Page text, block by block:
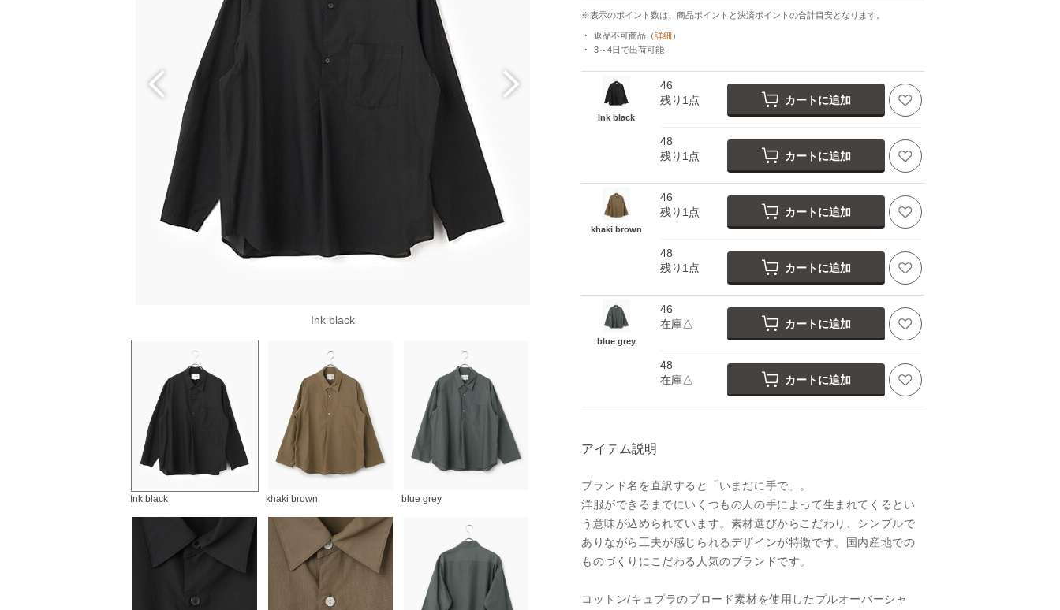
Ink black
Ink black khaki brown blue grey
※表示のポイント数は、商品ポイントと決済ポイントの合計目安となります。
返品不可商品 （詳細）
3～4日で出荷可能
Ink black
46
残り1点
カートに追加
48
残り1点
カートに追加
khaki brown
46
残り1点
カートに追加
48
残り1点
カートに追加
blue grey
46
在庫△
カートに追加
48
在庫△
カートに追加
アイテム説明
ブランド名を直訳すると「いまだに手で」。
洋服ができるまでにいくつもの人の手によって生まれてくるとい
う意味が込められています。素材選びからこだわり、シンプルで
ありながら工夫が感じられるデザインが特徴です。国内産地での
ものづくりにこだわる人気のブランドです。
コットン/キュプラのブロード素材を使用したプルオーバーシャ